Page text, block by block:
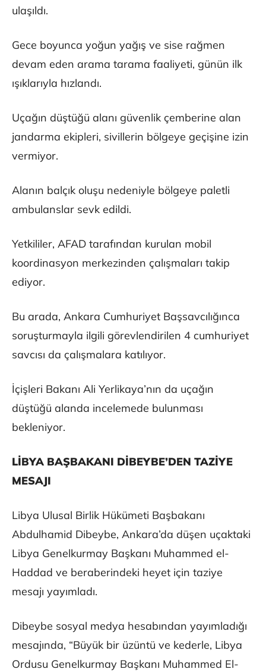
ulaşıldı.
Gece boyunca yoğun yağış ve sise rağmen
devam eden arama tarama faaliyeti, günün ilk
ışıklarıyla hızlandı.
Uçağın düştüğü alanı güvenlik çemberine alan
jandarma ekipleri, sivillerin bölgeye geçişine izin
vermiyor.
Alanın balçık oluşu nedeniyle bölgeye paletli
ambulanslar sevk edildi.
Yetkililer, AFAD tarafından kurulan mobil
koordinasyon merkezinden çalışmaları takip
ediyor.
Bu arada, Ankara Cumhuriyet Başsavcılığınca
soruşturmayla ilgili görevlendirilen 4 cumhuriyet
savcısı da çalışmalara katılıyor.
İçişleri Bakanı Ali Yerlikaya’nın da uçağın
düştüğü alanda incelemede bulunması
bekleniyor.
LİBYA BAŞBAKANI DİBEYBE’DEN TAZİYE
MESAJI
Libya Ulusal Birlik Hükümeti Başbakanı
Abdulhamid Dibeybe, Ankara’da düşen uçaktaki
Libya Genelkurmay Başkanı Muhammed el-
Haddad ve beraberindeki heyet için taziye
mesajı yayımladı.
Dibeybe sosyal medya hesabından yayımladığı
mesajında, “Büyük bir üzüntü ve kederle, Libya
Ordusu Genelkurmay Başkanı Muhammed El-